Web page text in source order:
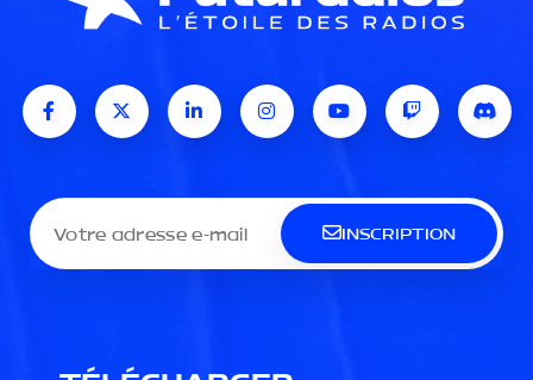
INSCRIPTION